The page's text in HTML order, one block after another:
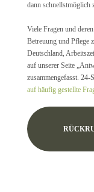
dann schnellstmöglich
Viele Fragen und
Betreuung und Pflege
Deutschland,
auf unserer Seite
zusammengefasst. 24-
auf häufig gestellte